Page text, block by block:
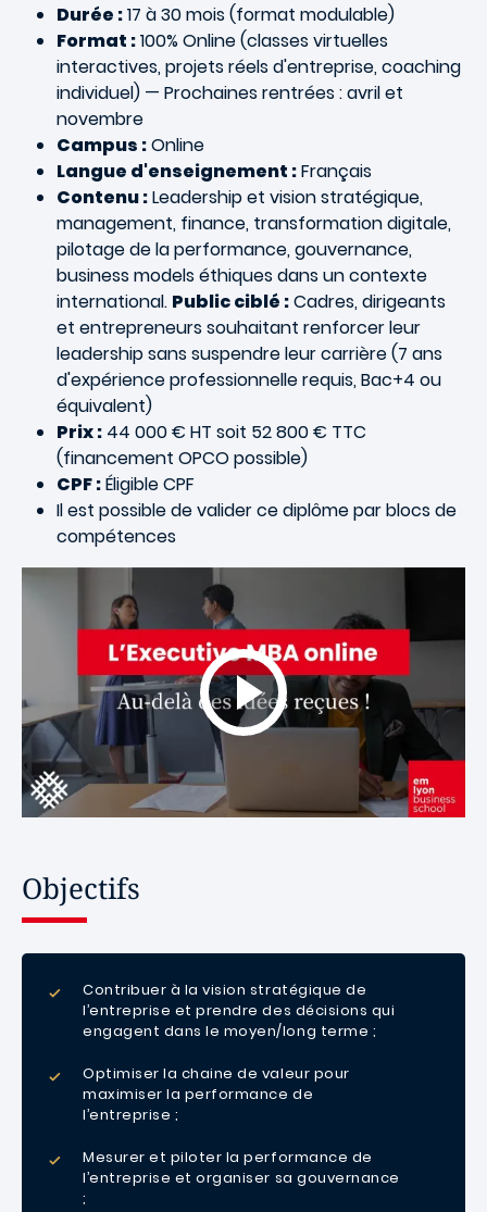
Durée :17 à 30 mois (format modulable)
Format :100% Online (classes virtuelles
interactives, projets réels d'entreprise, coaching
individuel) — Prochaines rentrées : avril et
novembre
Campus :Online
Langue d'enseignement :Français
Contenu :Leadership et vision stratégique,
management, finance, transformation digitale,
pilotage de la performance, gouvernance,
business models éthiques dans un contexte
international. Public ciblé :Cadres, dirigeants
et entrepreneurs souhaitant renforcer leur
leadership sans suspendre leur carrière (7 ans
d'expérience professionnelle requis, Bac+4 ou
équivalent)
Prix : 44 000 € HT soit 52 800 € TTC
(financement OPCO possible)
CPF :Éligible CPF
Il est possible de valider ce diplôme par blocs de
compétences
Objectifs
Contribuer à la vision stratégique de
l’entreprise et prendre des décisions qui
engagent dans le moyen/long terme ;
Optimiser la chaine de valeur pour
maximiser la performance de
l’entreprise ;
Mesurer et piloter la performance de
l’entreprise et organiser sa gouvernance
;